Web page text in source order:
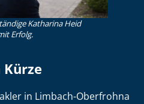
Katharina Heid
Erfolg.
in Limbach-Oberfrohna